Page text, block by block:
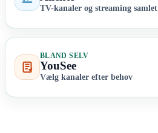
TV-kanaler og streaming samlet
BLAND SELV
YouSee
Vælg kanaler efter behov